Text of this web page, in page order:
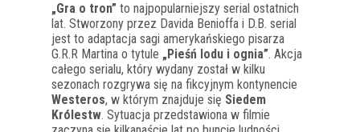
„Gra o tron” to najpopularniejszy serial ostatnich
lat. Stworzony przez Davida Benioffa i D.B. serial
jest to adaptacja sagi amerykańskiego pisarza
G.R.R Martina o tytule „Pieśń lodu i ognia”. Akcja
całego serialu, który wydany został w kilku
sezonach rozgrywa się na fikcyjnym kontynencie
Westeros, w którym znajduje się Siedem
Królestw. Sytuacja przedstawiona w filmie